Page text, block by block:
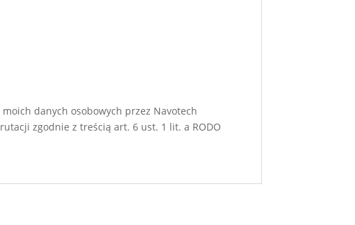
danych osobowych przez Navotech
zgodnie z treścią art. 6 ust. 1 lit. a RODO